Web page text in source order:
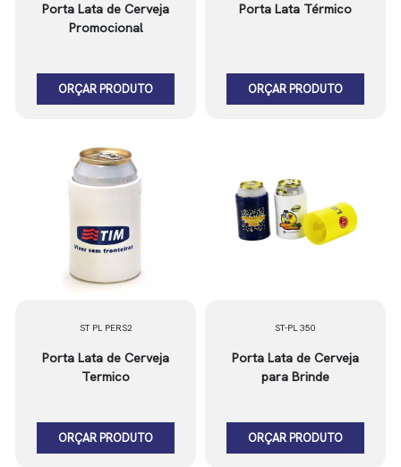
Porta Lata de Cerveja
Promocional
ORÇAR PRODUTO
Porta Lata Térmico
ORÇAR PRODUTO
ST PL PERS2
Porta Lata de Cerveja
Termico
ORÇAR PRODUTO
ST-PL 350
Porta Lata de Cerveja
para Brinde
ORÇAR PRODUTO